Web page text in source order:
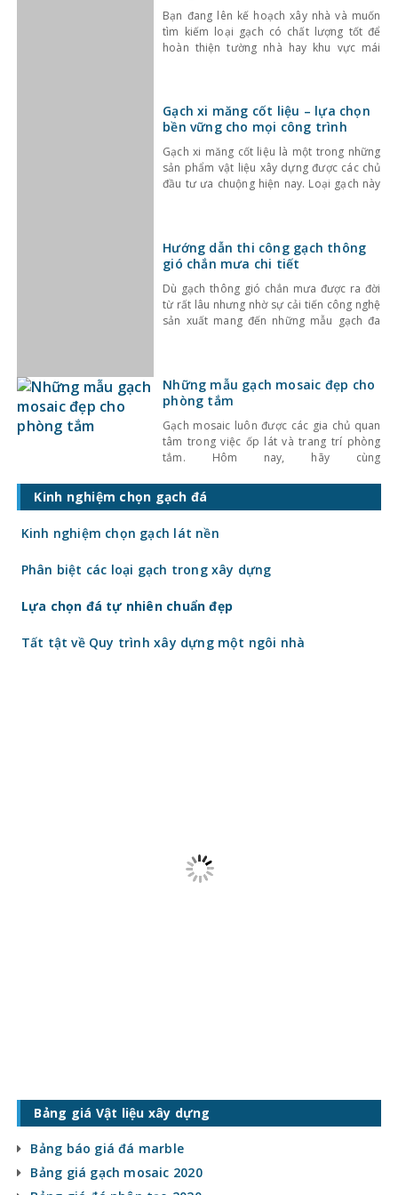
Bạn đang lên kế hoạch xây nhà và muốn
tìm kiếm loại gạch có chất lượng tốt để
hoàn thiện tường nhà hay khu vực mái
Hãy tham khảo ngay
Gạch xi măng cốt liệu – lựa chọn
bền vững cho mọi công trình
Gạch xi măng cốt liệu là một trong những
sản phẩm vật liệu xây dựng được các chủ
đầu tư ưa chuộng hiện nay. Loại gạch này
trường. Độ bền, độ rắn
Hướng dẫn thi công gạch thông
gió chắn mưa chi tiết
Dù gạch thông gió chắn mưa được ra đời
từ rất lâu nhưng nhờ sự cải tiến công nghệ
sản xuất mang đến những mẫu gạch đa
nhiên
Những mẫu gạch mosaic đẹp cho
phòng tắm
Gạch mosaic luôn được các gia chủ quan
tâm trong việc ốp lát và trang trí phòng
tắm. Hôm nay, hãy cùng
gạch mosaic đẹp cho phòng tắm, chắc
chắn sẽ không làm bạn phải thất vọng.
tắm Gạch mosaic là loại
Kinh nghiệm chọn gạch đá
Kinh nghiệm chọn gạch lát nền
Phân biệt các loại gạch trong xây dựng
Lựa chọn đá tự nhiên chuẩn đẹp
Tất tật về Quy trình xây dựng một ngôi nhà
Bảng giá Vật liệu xây dựng
Bảng báo giá đá marble
Bảng giá gạch mosaic 2020